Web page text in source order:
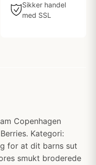
Sikker handel
med SSL
Copenhagen
Kategori:
for at dit barns sut
smukt broderede